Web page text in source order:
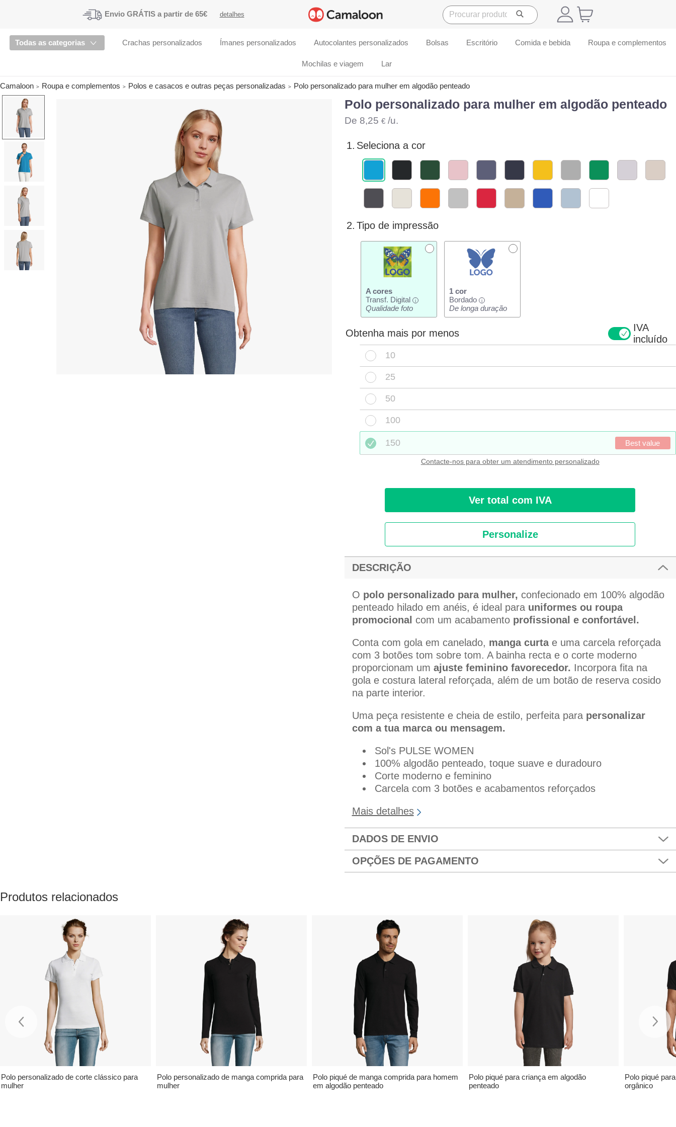
Envio GRÁTIS a partir de 65€ detalhes
Todas as categorias Crachas personalizados Ímanes personalizados Autocolantes personalizados Bolsas Escritório Comida e bebida Roupa e complementos
Mochilas e viagem Lar
Camaloon Roupa e complementos Polos e casacos e outras peças personalizadas Polo personalizado para mulher em algodão penteado
Polo personalizado para mulher em algodão penteado
De 8,25 €/u.
1. Seleciona a cor
2. Tipo de impressão
A cores
Transf. Digital
i
Qualidade foto
1 cor
Bordado
i
De longa duração
Obtenha mais por menos
IVA
incluído
10
25
50
100
150 Best value
Contacte-nos para obter um atendimento personalizado
Ver total com IVA
Personalize
DESCRIÇÃO
O polo personalizado para mulher, confecionado em 100% algodão
penteado hilado em anéis, é ideal para uniformes ou roupa
promocional com um acabamento profissional e confortável.
Conta com gola em canelado, manga curtae uma carcela reforçada
com 3 botões tom sobre tom. A bainha recta e o corte moderno
proporcionam um ajuste feminino favorecedor. Incorpora fita na
gola e costura lateral reforçada, além de um botão de reserva cosido
na parte interior.
Uma peça resistente e cheia de estilo, perfeita para personalizar
com a tua marca ou mensagem.
Sol's PULSE WOMEN
100% algodão penteado, toque suave e duradouro
Corte moderno e feminino
Carcela com 3 botões e acabamentos reforçados
Mais detalhes
DADOS DE ENVIO
OPÇÕES DE PAGAMENTO
Produtos relacionados
Polo personalizado de corte clássico para
mulher
Polo personalizado de manga comprida para
mulher
Polo piqué de manga comprida para homem
em algodão penteado
Polo piqué para criança em algodão
penteado
Polo piqué
orgânico